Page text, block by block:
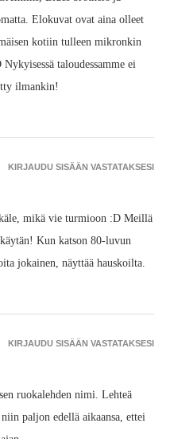
Elokuvat ovat aina olleet
kotiin tulleen mikronkin
taloudessamme ei
ilmankin!
mikä vie turmioon :D Meillä
Kun katson 80-luvun
jokainen, näyttää hauskoilta.
KIRJAUDU SISÄÄN VASTATAKSESI
ruokalehden nimi. Lehteä
paljon edellä aikaansa, ettei
KIRJAUDU SISÄÄN VASTATAKSESI